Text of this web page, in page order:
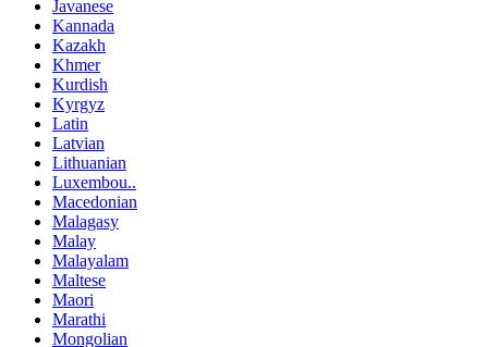
Javanese
Kannada
Kazakh
Khmer
Kurdish
Kyrgyz
Latin
Latvian
Lithuanian
Luxembou..
Macedonian
Malagasy
Malay
Malayalam
Maltese
Maori
Marathi
Mongolian